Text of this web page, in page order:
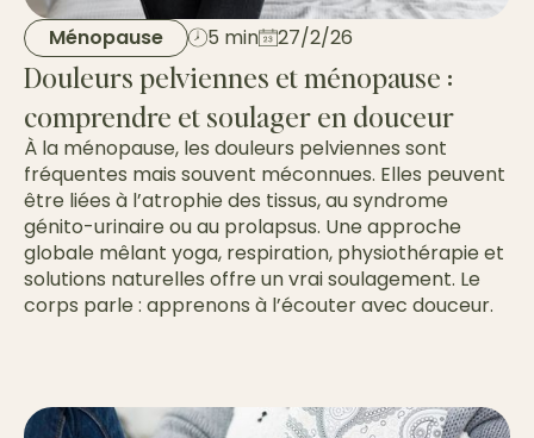
Ménopause 5 min 27/2/26
Douleurs pelviennes et ménopause :
comprendre et soulager en douceur
À la ménopause, les douleurs pelviennes sont
fréquentes mais souvent méconnues. Elles peuvent
être liées à l’atrophie des tissus, au syndrome
génito-urinaire ou au prolapsus. Une approche
globale mêlant yoga, respiration, physiothérapie et
solutions naturelles offre un vrai soulagement. Le
corps parle : apprenons à l’écouter avec douceur.